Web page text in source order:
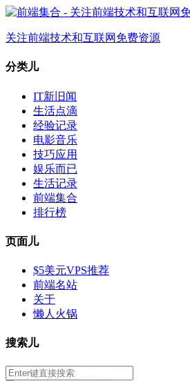
关注前端技术和互联网免费资源
分类儿
IT新旧闻
生活点滴
经验记录
电影音乐
技巧应用
娱乐而已
生活记录
前端集合
排行榜
页面儿
$5美元VPS推荐
前端名站
关于
懒人火锅
搜索儿